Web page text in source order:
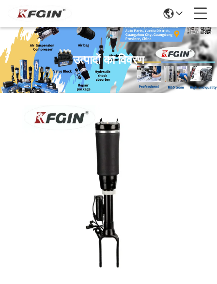
उत्पादों का विवरण